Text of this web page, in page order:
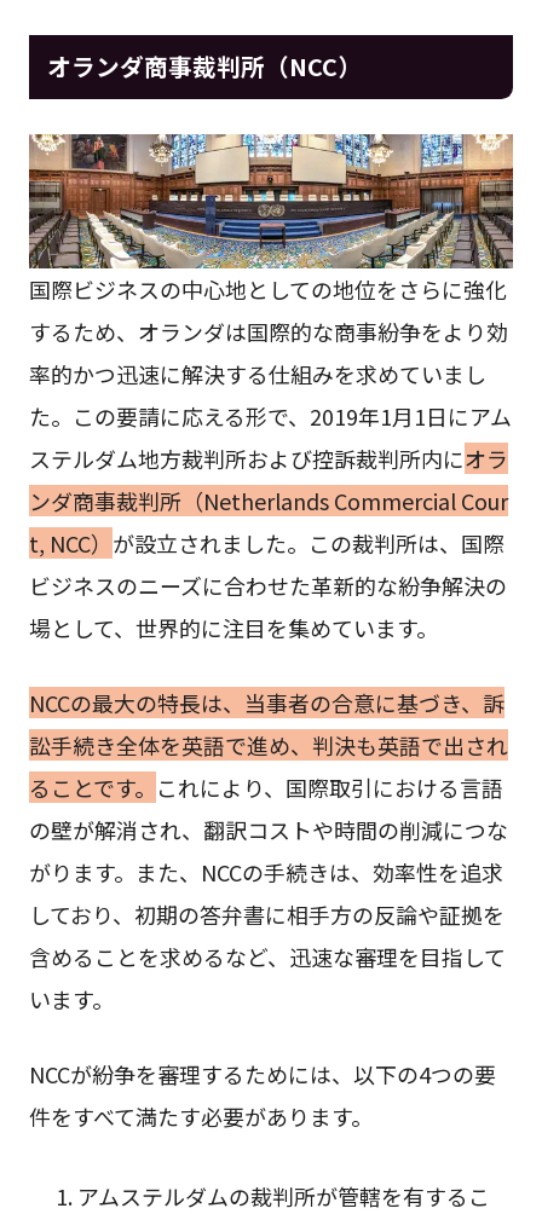
オランダ商事裁判所（NCC）
国際ビジネスの中心地としての地位をさらに強化
するため、オランダは国際的な商事紛争をより効
率的かつ迅速に解決する仕組みを求めていまし
た。この要請に応える形で、2019年1月1日にアム
ステルダム地方裁判所および控訴裁判所内にオラ
ンダ商事裁判所（Netherlands Commercial Cour
t, NCC） が設立されました。この裁判所は、国際
ビジネスのニーズに合わせた革新的な紛争解決の
場として、世界的に注目を集めています。
NCCの最大の特長は、当事者の合意に基づき、訴
訟手続き全体を英語で進め、判決も英語で出され
ることです。 これにより、国際取引における言語
の壁が解消され、翻訳コストや時間の削減につな
がります。また、NCCの手続きは、効率性を追求
しており、初期の答弁書に相手方の反論や証拠を
含めることを求めるなど、迅速な審理を目指して
います。
NCCが紛争を審理するためには、以下の4つの要
件をすべて満たす必要があります。
アムステルダムの裁判所が管轄を有するこ